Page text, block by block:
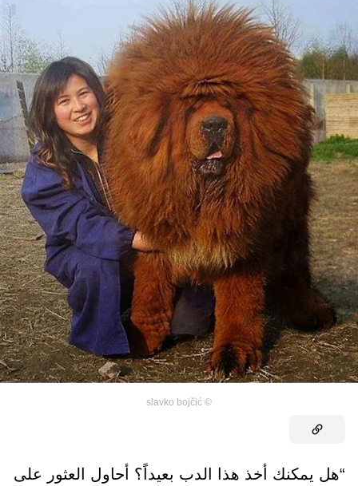
©
slavko bojčić
“هل يمكنك أخذ هذا الدب بعيداً؟ أحاول العثور على